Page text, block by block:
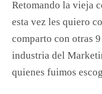
Retomando la vieja
esta vez les quiero
comparto con otras
industria del
quienes fuimos